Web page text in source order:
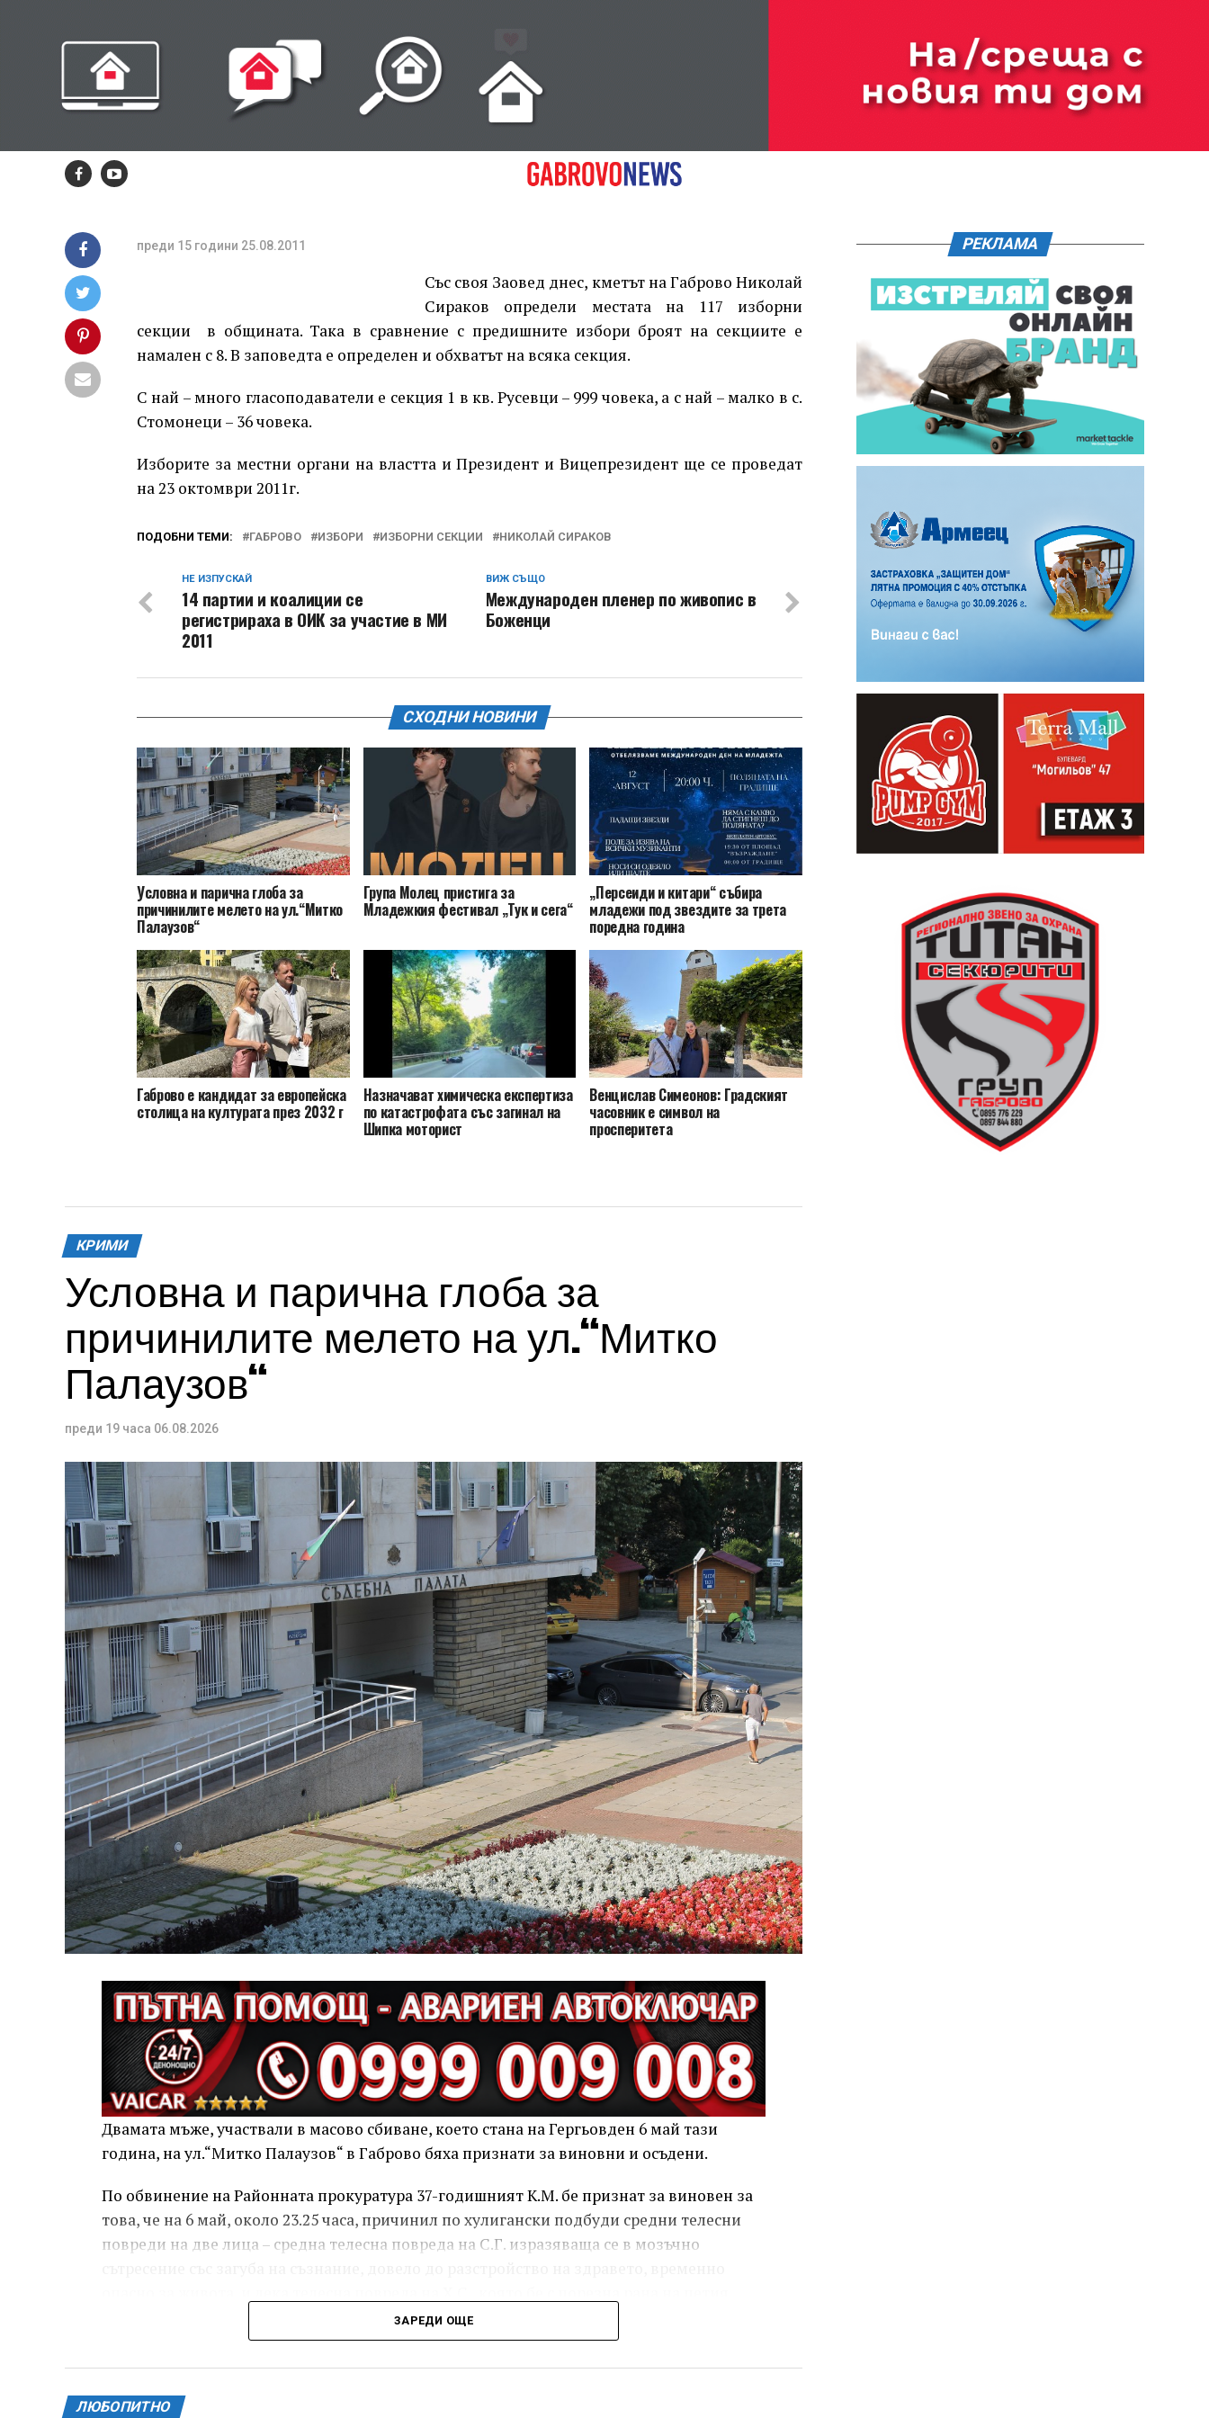
определи
местата на 117
изборни секциив
общината
преди 15 години 25.08.2011
Със своя Заовед днес, кметът на Габрово Николай
Сираков определи местата на 117 изборни
секции в общината. Така в сравнение с предишните избори броят на секциите е
намален с 8. В заповедта е определен и обхватът на всяка секция.
С най – много гласоподаватели е секция 1 в кв. Русевци – 999 човека, а с най – малко в с.
Стомонеци – 36 човека.
Изборите за местни органи на властта и Президент и Вицепрезидент ще се проведат
на 23 октомври 2011г.
ПОДОБНИ ТЕМИ: ГАБРОВО ИЗБОРИ ИЗБОРНИ СЕКЦИИ НИКОЛАЙ СИРАКОВ
ВИЖ СЪЩО
Международен пленер по живопис в
Боженци
НЕ ИЗПУСКАЙ
14 партии и коалиции се
регистрираха в ОИК за участие в МИ
2011
СХОДНИ НОВИНИ
Условна и парична глоба за
причинилите мелето на ул.“Митко
Палаузов“
Група Молец пристига за
Младежкия фестивал „Тук и сега“
„Персеиди и китари“ събира
младежи под звездите за трета
поредна година
Габрово е кандидат за европейска
столица на културата през 2032 г
Назначават химическа експертиза
по катастрофата със загинал на
Шипка моторист
Венцислав Симеонов: Градският
часовник е символ на
просперитета
КРИМИ
Условна и парична глоба за
причинилите мелето на ул.“Митко
Палаузов“
преди 19 часа 06.08.2026
Двамата мъже, участвали в масово сбиване, което стана на Гергьовден 6 май тази
година, на ул.“Митко Палаузов“ в Габрово бяха признати за виновни и осъдени.
По обвинение на Районната прокуратура 37-годишният К.М. бе признат за виновен за
това, че на 6 май, около 23.25 часа, причинил по хулигански подбуди средни телесни
повреди на две лица – средна телесна повреда на С.Г. изразяваща се в мозъчно
пръст на дясната ръка, довела до разстройство на здравето, неопасно за живота.
месеца.
ЗАРЕДИ ОЩЕ
ЛЮБОПИТНО
РЕКЛАМА